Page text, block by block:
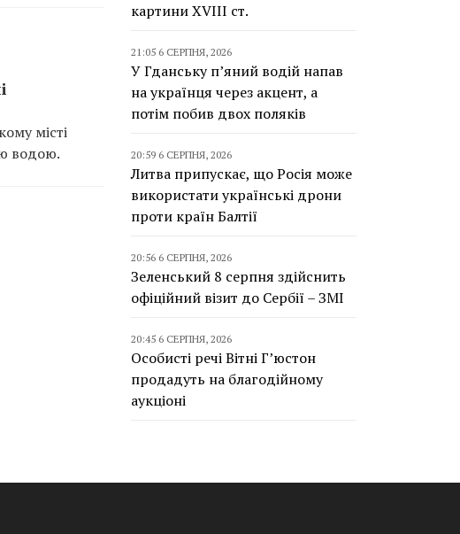
місті
водою.
картини XVIII ст.
21:05 6 СЕРПНЯ, 2026
У Гданську п’яний водій напав
на українця через акцент, а
потім побив двох поляків
20:59 6 СЕРПНЯ, 2026
Литва припускає, що Росія може
використати українські дрони
проти країн Балтії
20:56 6 СЕРПНЯ, 2026
Зеленський 8 серпня здійснить
офіційний візит до Сербії – ЗМІ
20:45 6 СЕРПНЯ, 2026
Особисті речі Вітні Г’юстон
продадуть на благодійному
аукціоні